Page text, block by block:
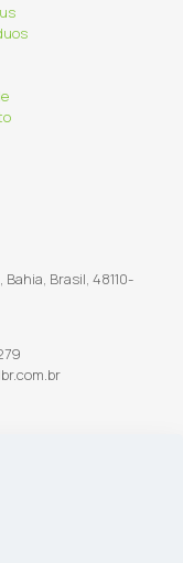
Brasil, 48110-